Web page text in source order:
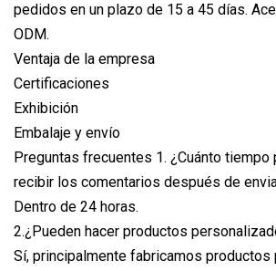
pedidos en un plazo de 15 a 45 días.
ODM.
Ventaja de la empresa
Certificaciones
Exhibición
Embalaje y envío
Preguntas frecuentes 1. ¿Cuánto tiempo
recibir los comentarios después de
Dentro de 24 horas.
2.¿Pueden hacer productos
Sí, principalmente fabricamos